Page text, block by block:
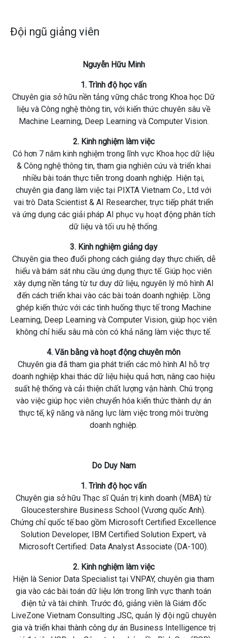
Đội ngũ giảng viên
Nguyễn Hữu Minh
1. Trình độ học vấn
Chuyên gia sở hữu nền tảng vững chắc trong Khoa học Dữ
liệu và Công nghệ thông tin, với kiến thức chuyên sâu về
Machine Learning, Deep Learning và Computer Vision.
2. Kinh nghiệm làm việc
Có hơn 7 năm kinh nghiệm trong lĩnh vực Khoa học dữ liệu
& Công nghệ thông tin, tham gia nghiên cứu và triển khai
nhiều bài toán thực tiễn trong doanh nghiệp. Hiện tại,
chuyên gia đang làm việc tại PIXTA Vietnam Co., Ltd với
vai trò Data Scientist & AI Researcher, trực tiếp phát triển
và ứng dụng các giải pháp AI phục vụ hoạt động phân tích
dữ liệu và tối ưu hệ thống.
3. Kinh nghiệm giảng dạy
Chuyên gia theo đuổi phong cách giảng dạy thực chiến, dễ
hiểu và bám sát nhu cầu ứng dụng thực tế. Giúp học viên
xây dựng nền tảng từ tư duy dữ liệu, nguyên lý mô hình AI
đến cách triển khai vào các bài toán doanh nghiệp. Lồng
ghép kiến thức với các tình huống thực tế trong Machine
Learning, Deep Learning và Computer Vision, giúp học viên
không chỉ hiểu sâu mà còn có khả năng làm việc thực tế.
4. Văn bằng và hoạt động chuyên môn
Chuyên gia đã tham gia phát triển các mô hình AI hỗ trợ
doanh nghiệp khai thác dữ liệu hiệu quả hơn, nâng cao hiệu
suất hệ thống và cải thiện chất lượng vận hành. Chú trọng
vào việc giúp học viên chuyển hóa kiến thức thành dự án
thực tế, kỹ năng và năng lực làm việc trong môi trường
doanh nghiệp.
Do Duy Nam
1. Trình độ học vấn
Chuyên gia sở hữu Thạc sĩ Quản trị kinh doanh (MBA) từ
Gloucestershire Business School (Vương quốc Anh).
Chứng chỉ quốc tế bao gồm Microsoft Certified Excellence
Solution Developer, IBM Certified Solution Expert, và
Microsoft Certified: Data Analyst Associate (DA-100).
2. Kinh nghiệm làm việc
Hiện là Senior Data Specialist tại VNPAY, chuyên gia tham
gia vào các bài toán dữ liệu lớn trong lĩnh vực thanh toán
điện tử và tài chính. Trước đó, giảng viên là Giám đốc
LiveZone Vietnam Consulting JSC, quản lý đội ngũ chuyên
gia và triển khai thành công dự án Business Intelligence trị